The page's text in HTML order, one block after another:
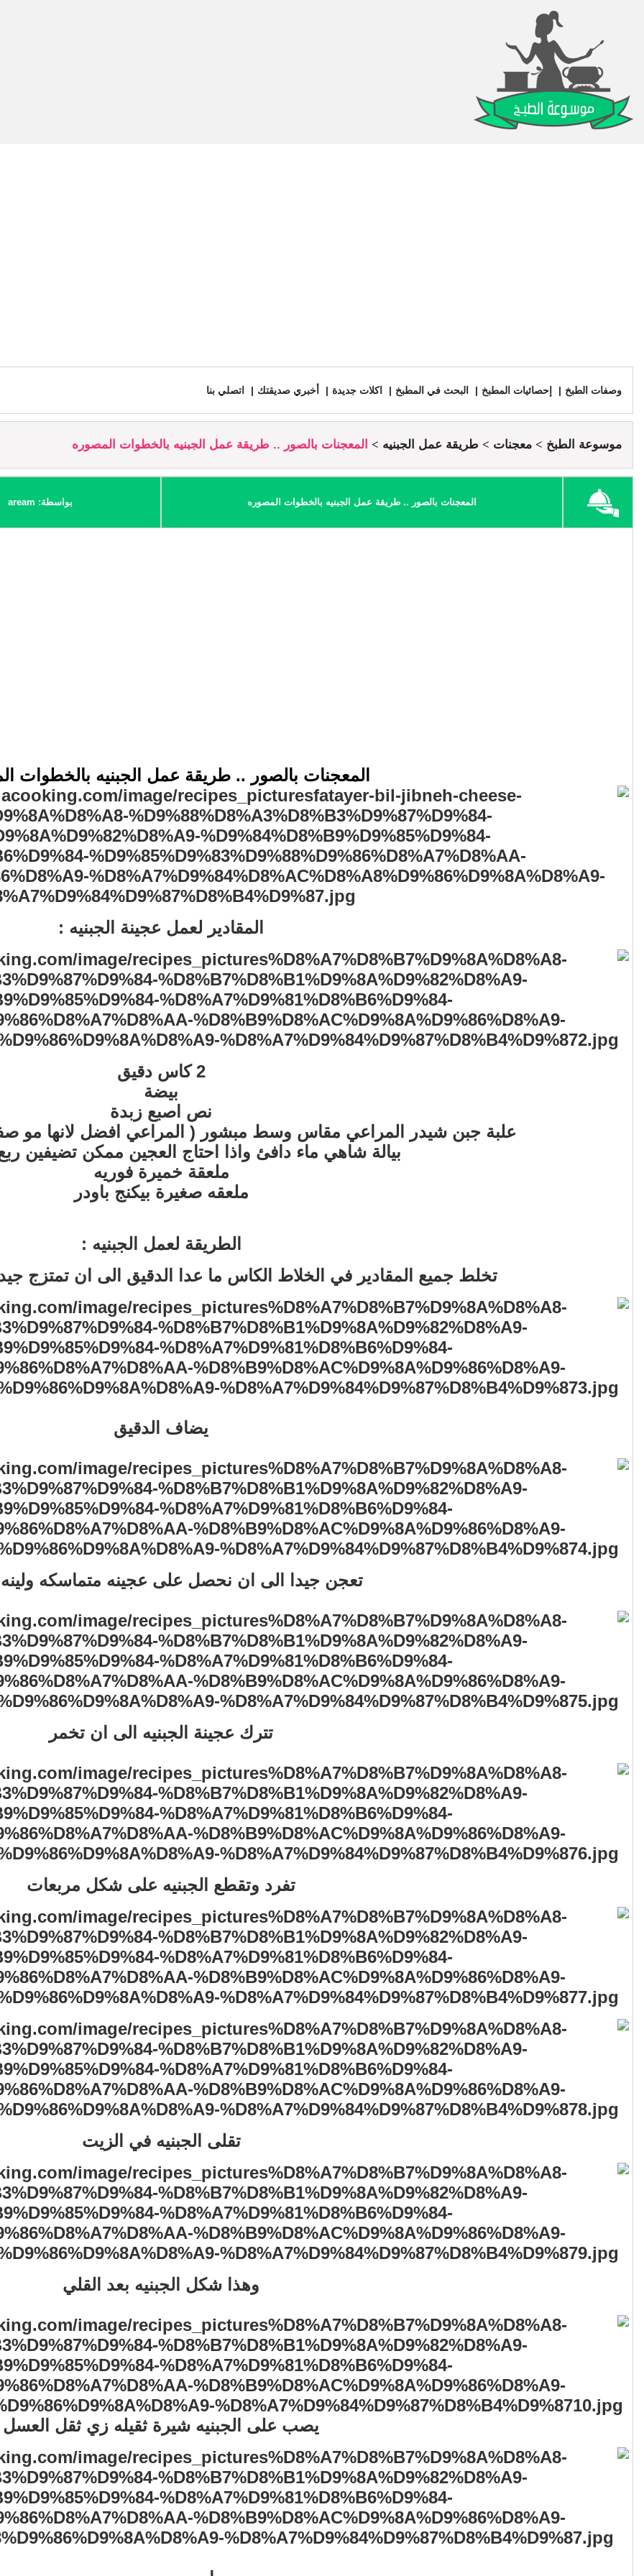
وصفات الطبخ إحصائيات المطبخ البحث في المطبخ اكلات جديدة أخبري صديقتك اتصلي بنا
موسوعة الطبخ معجنات طريقة عمل الجبنيه المعجنات بالصور .. طريقة عمل الجبنيه بالخطوات المصوره
المعجنات بالصور .. طريقة عمل الجبنيه بالخطوات المصوره بواسطة: aream
المعجنات بالصور .. طريقة عمل الجبنيه بالخطوات
المقادير لعمل عجينة الجبنيه :
2 كاس دقيق
بيضة
نص اصبع زبدة
علبة جبن شيدر المراعي مقاس وسط مبشور ( المراعي افضل لانها مو
بيالة شاهي ماء دافئ واذا احتاج العجين ممكن تضيفين ربع
ملعقة خميرة فوريه
ملعقه صغيرة بيكنج باودر
الطريقة لعمل الجبنيه :
تخلط جميع المقادير في الخلاط الكاس ما عدا الدقيق الى ان تمتزج
يضاف الدقيق
تعجن جيدا الى ان نحصل على عجينه متماسكه
تترك عجينة الجبنيه الى ان تخمر
تفرد وتقطع الجبنيه على شكل مربعات
تقلى الجبنيه في الزيت
وهذا شكل الجبنيه بعد القلي
يصب على الجبنيه شيرة ثقيله زي ثقل العسل